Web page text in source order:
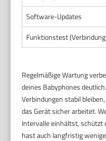
Software-Updates
Funktionstest
Regelmäßige Wartung
deines Babyphones
Verbindungen stabil
das Gerät sicher arbeitet.
Intervalle einhältst, schützt
hast auch langfristig